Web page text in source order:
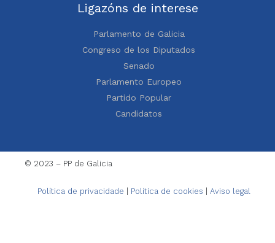
Ligazóns de interese
Parlamento de Galicia
Congreso de los Diputados
Senado
Parlamento Europeo
Partido Popular
Candidatos
© 2023 – PP de Galicia
Política de privacidade Política de cookies Aviso legal